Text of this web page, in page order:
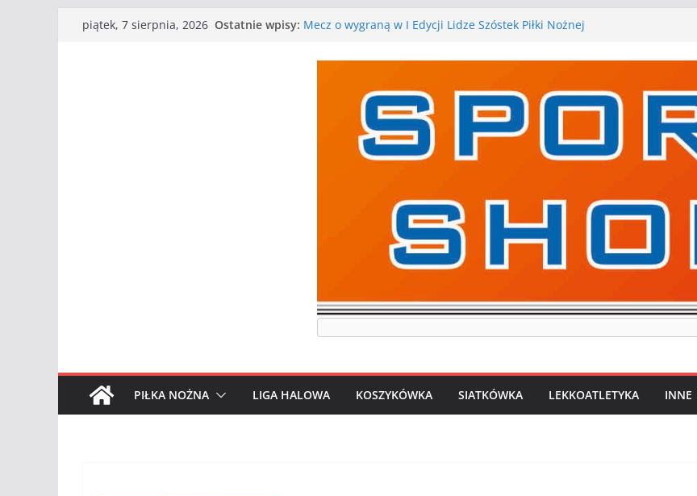
Przejdźpiątek, 7 sierpnia, 2026 Ostatnie wpisy: Mecz o wygraną w I Edycji Lidze Szóstek Piłki Nożnej
WKS wygrywa pierwszą edycję Ligi Szóstek w Gwdzie
I mamy kolejne gry kontrolne, piłkarskie granie przed nami
PIŁKA NOŻNA LIGA HALOWA KOSZYKÓWKA SIATKÓWKA LEKKOATLETYKA INNE